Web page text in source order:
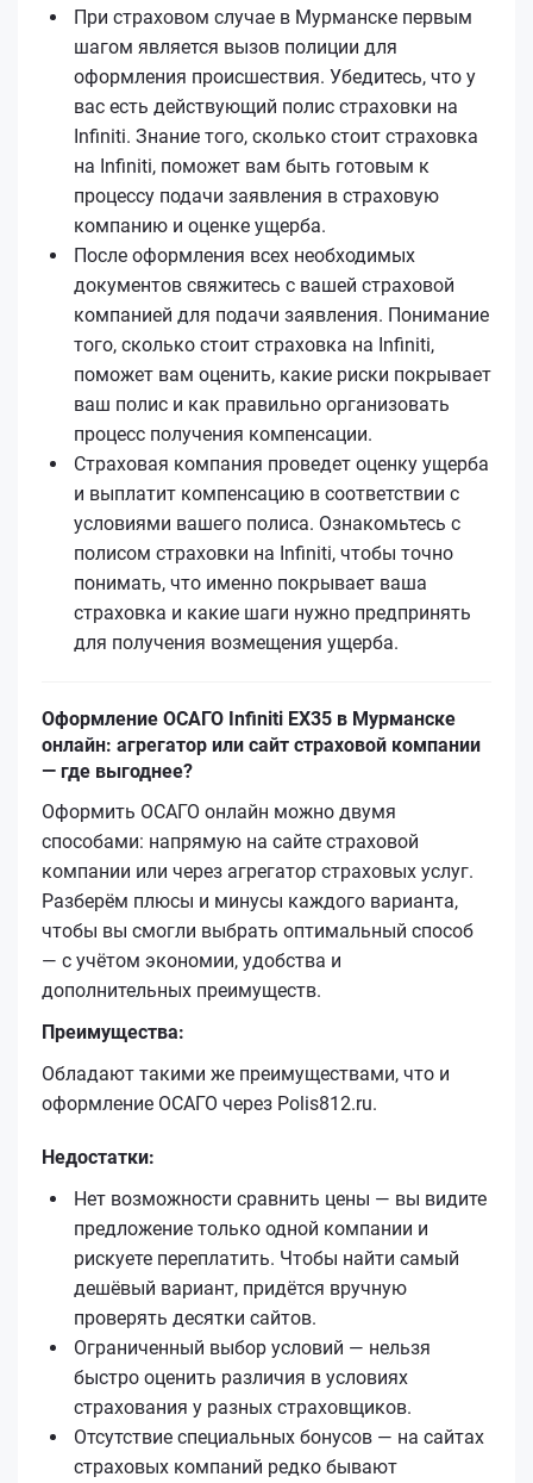
При страховом случае в Мурманске первым
шагом является вызов полиции для
оформления происшествия. Убедитесь, что у
вас есть действующий полис страховки на
Infiniti. Знание того, сколько стоит страховка
на Infiniti, поможет вам быть готовым к
процессу подачи заявления в страховую
компанию и оценке ущерба.
После оформления всех необходимых
документов свяжитесь с вашей страховой
компанией для подачи заявления. Понимание
того, сколько стоит страховка на Infiniti,
поможет вам оценить, какие риски покрывает
ваш полис и как правильно организовать
процесс получения компенсации.
Страховая компания проведет оценку ущерба
и выплатит компенсацию в соответствии с
условиями вашего полиса. Ознакомьтесь с
полисом страховки на Infiniti, чтобы точно
понимать, что именно покрывает ваша
страховка и какие шаги нужно предпринять
для получения возмещения ущерба.
Оформление ОСАГО Infiniti EX35 в Мурманске
онлайн: агрегатор или сайт страховой компании
— где выгоднее?
Оформить ОСАГО онлайн можно двумя
способами: напрямую на сайте страховой
компании или через агрегатор страховых услуг.
Разберём плюсы и минусы каждого варианта,
чтобы вы смогли выбрать оптимальный способ
— с учётом экономии, удобства и
дополнительных преимуществ.
Преимущества:
Обладают такими же преимуществами, что и
оформление ОСАГО через Polis812.ru.
Недостатки:
Нет возможности сравнить цены — вы видите
предложение только одной компании и
рискуете переплатить. Чтобы найти самый
дешёвый вариант, придётся вручную
проверять десятки сайтов.
Ограниченный выбор условий — нельзя
быстро оценить различия в условиях
страхования у разных страховщиков.
Отсутствие специальных бонусов — на сайтах
страховых компаний редко бывают